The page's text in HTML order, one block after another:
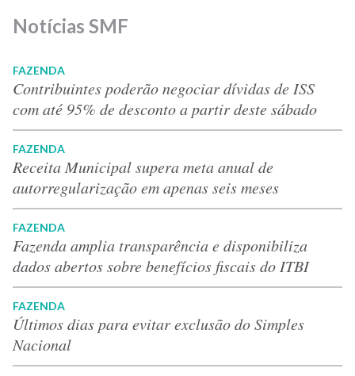
Notícias SMF
FAZENDA
Contribuintes poderão negociar dívidas de ISS
com até 95% de desconto a partir deste sábado
FAZENDA
Receita Municipal supera meta anual de
autorregularização em apenas seis meses
FAZENDA
Fazenda amplia transparência e disponibiliza
dados abertos sobre benefícios fiscais do ITBI
FAZENDA
Últimos dias para evitar exclusão do Simples
Nacional